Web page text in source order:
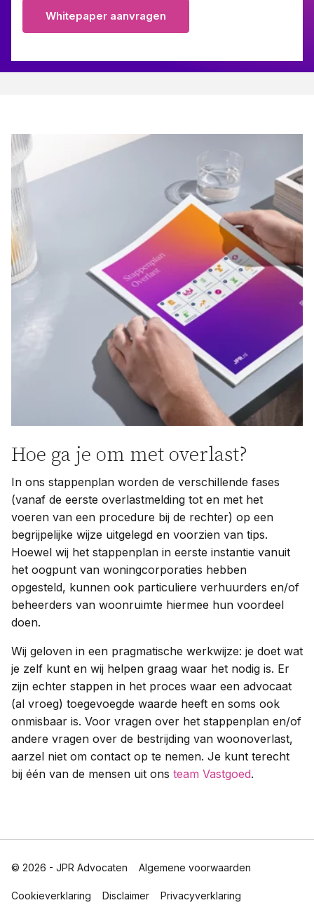
Hoe ga je om met overlast?
In ons stappenplan worden de verschillende fases
(vanaf de eerste overlastmelding tot en met het
voeren van een procedure bij de rechter) op een
begrijpelijke wijze uitgelegd en voorzien van tips.
Hoewel wij het stappenplan in eerste instantie vanuit
het oogpunt van woningcorporaties hebben
opgesteld, kunnen ook particuliere verhuurders en/of
beheerders van woonruimte hiermee hun voordeel
doen.
Wij geloven in een pragmatische werkwijze: je doet wat
je zelf kunt en wij helpen graag waar het nodig is. Er
zijn echter stappen in het proces waar een advocaat
(al vroeg) toegevoegde waarde heeft en soms ook
onmisbaar is. Voor vragen over het stappenplan en/of
andere vragen over de bestrijding van woonoverlast,
aarzel niet om contact op te nemen. Je kunt terecht
bij één van de mensen uit ons team Vastgoed.
© 2026 - JPR Advocaten Algemene voorwaarden
Cookieverklaring Disclaimer Privacyverklaring